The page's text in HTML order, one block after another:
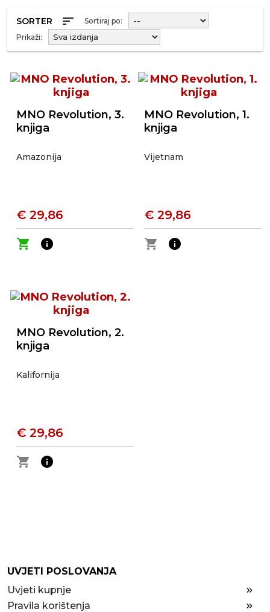
SORTER sort
Sortiraj po:
Prikaži:
MNO Revolution, 3.
knjiga
Amazonija
€ 29,86
shopping_cart
info
MNO Revolution, 1.
knjiga
Vijetnam
€ 29,86
shopping_cart
info
MNO Revolution, 2.
knjiga
Kalifornija
€ 29,86
shopping_cart
info
UVJETI POSLOVANJA
Uvjeti kupnje
Pravila korištenja